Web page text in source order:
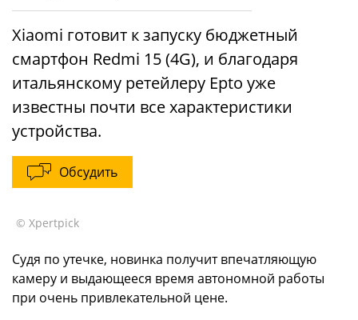
Xiaomi готовит к запуску бюджетный
смартфон Redmi 15 (4G), и благодаря
итальянскому ретейлеру Epto уже
известны почти все характеристики
устройства.
Обсудить
© Xpertpick
Судя по утечке, новинка получит впечатляющую
камеру и выдающееся время автономной работы
при очень привлекательной цене.